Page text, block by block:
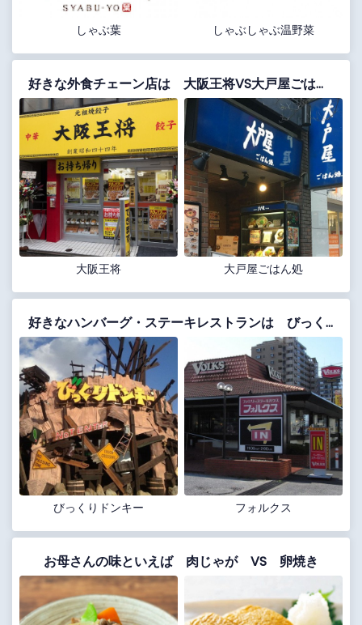
しゃぶ葉 しゃぶしゃぶ温野菜
好きな外食チェーン店は 大阪王将VS大戸屋ごはん処
大阪王将 大戸屋ごはん処
好きなハンバーグ・ステーキレストランは びっくりドンキー VS フォルクス
びっくりドンキー フォルクス
お母さんの味といえば 肉じゃが VS 卵焼き